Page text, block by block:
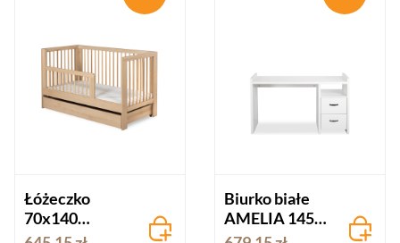
Łóżeczko
70x140
OLIVIA buk
Biurko białe
AMELIA 145
cm